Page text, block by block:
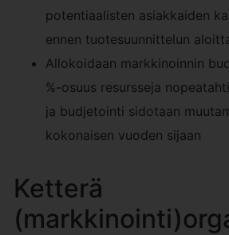
potentiaalisten asiakkaiden
ennen tuotesuunnittelun
Allokoidaan markkinoinnin
%-osuus resursseja
ja budjetointi sidotaan
kokonaisen vuoden sijaan
Ketterä